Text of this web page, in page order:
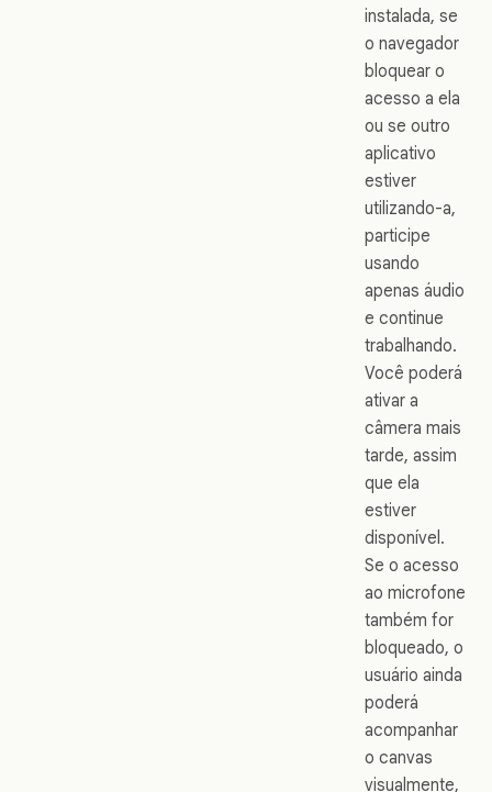
instalada, se
o navegador
bloquear o
acesso a ela
ou se outro
aplicativo
estiver
utilizando-a,
participe
usando
apenas áudio
e continue
trabalhando.
Você poderá
ativar a
câmera mais
tarde, assim
que ela
estiver
disponível.
Se o acesso
ao microfone
também for
bloqueado, o
usuário ainda
poderá
acompanhar
o canvas
visualmente,